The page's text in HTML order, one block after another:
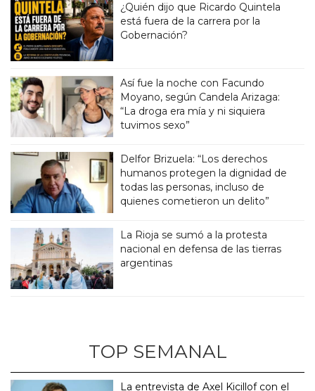
¿Quién dijo que Ricardo Quintela
está fuera de la carrera por la
Gobernación?
Así fue la noche con Facundo
Moyano, según Candela Arizaga:
“La droga era mía y ni siquiera
tuvimos sexo”
Delfor Brizuela: “Los derechos
humanos protegen la dignidad de
todas las personas, incluso de
quienes cometieron un delito”
La Rioja se sumó a la protesta
nacional en defensa de las tierras
argentinas
TOP SEMANAL
La entrevista de Axel Kicillof con el